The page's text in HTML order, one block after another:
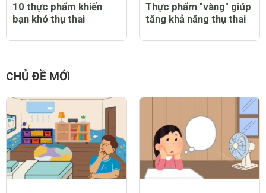
10 thực phẩm khiến
bạn khó thụ thai
Thực phẩm "vàng" giúp
tăng khả năng thụ thai
CHỦ ĐỀ MỚI